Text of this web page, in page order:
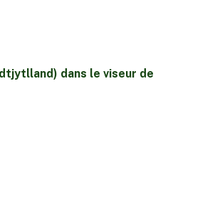
dans le viseur de